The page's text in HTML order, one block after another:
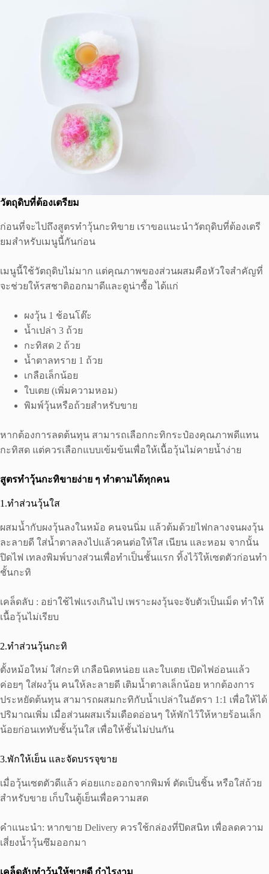
วัตถุดิบที่ต้องเตรียม
ก่อนที่จะไปถึงสูตรทําวุ้นกะทิขาย เราขอแนะนำวัตถุดิบที่ต้องเตรี
ยมสำหรับเมนูนี้กันก่อน
เมนูนี้ใช้วัตถุดิบไม่มาก แต่คุณภาพของส่วนผสมคือหัวใจสำคัญที่
จะช่วยให้รสชาติออกมาดีและดูน่าซื้อ ได้แก่
ผงวุ้น 1 ช้อนโต๊ะ
น้ำเปล่า 3 ถ้วย
กะทิสด 2 ถ้วย
น้ำตาลทราย 1 ถ้วย
เกลือเล็กน้อย
ใบเตย (เพิ่มความหอม)
พิมพ์วุ้นหรือถ้วยสำหรับขาย
หากต้องการลดต้นทุน สามารถเลือกกะทิกระป๋องคุณภาพดีแทน
กะทิสด แต่ควรเลือกแบบเข้มข้นเพื่อให้เนื้อวุ้นไม่คายน้ำง่าย
สูตรทำวุ้นกะทิขายง่าย ๆ ทำตามได้ทุกคน
1.ทําส่วนวุ้นใส
ผสมน้ำกับผงวุ้นลงในหม้อ คนจนนิ่ม แล้วต้มด้วยไฟกลางจนผงวุ้น
ละลายดี ใส่น้ำตาลลงไปแล้วคนต่อให้ใส เนียน และหอม จากนั้น
ปิดไฟ เทลงพิมพ์บางส่วนเพื่อทำเป็นชั้นแรก ทิ้งไว้ให้เซตตัวก่อนทำ
ชั้นกะทิ
เคล็ดลับ : อย่าใช้ไฟแรงเกินไป เพราะผงวุ้นจะจับตัวเป็นเม็ด ทำให้
เนื้อวุ้นไม่เรียบ
2.ทําส่วนวุ้นกะทิ
ตั้งหม้อใหม่ ใส่กะทิ เกลือนิดหน่อย และใบเตย เปิดไฟอ่อนแล้ว
ค่อยๆ ใส่ผงวุ้น คนให้ละลายดี เติมน้ำตาลเล็กน้อย หากต้องการ
ประหยัดต้นทุน สามารถผสมกะทิกับน้ำเปล่าในอัตรา 1:1 เพื่อให้ได้
ปริมาณเพิ่ม เมื่อส่วนผสมเริ่มเดือดอ่อนๆ ให้พักไว้ให้หายร้อนเล็ก
น้อยก่อนเททับชั้นวุ้นใส เพื่อให้ชั้นไม่ปนกัน
3.พักให้เย็น และจัดบรรจุขาย
เมื่อวุ้นเซตตัวดีแล้ว ค่อยแกะออกจากพิมพ์ ตัดเป็นชิ้น หรือใส่ถ้วย
สำหรับขาย เก็บในตู้เย็นเพื่อความสด
คำแนะนำ: หากขาย Delivery ควรใช้กล่องที่ปิดสนิท เพื่อลดความ
เสี่ยงน้ำวุ้นซึมออกมา